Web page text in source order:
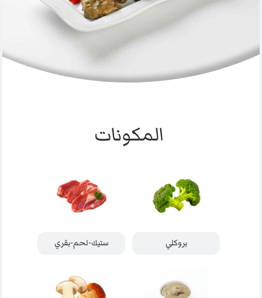
المكونات
بروكلي ستيك-لحم-بقري